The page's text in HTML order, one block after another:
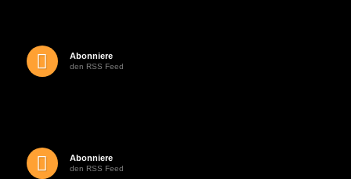
Abonniere
den RSS Feed
Abonniere
den RSS Feed